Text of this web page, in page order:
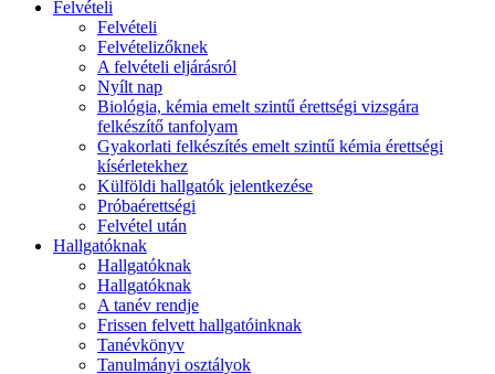
Felvételi
Felvételi
Felvételizőknek
A felvételi eljárásról
Nyílt nap
Biológia, kémia emelt szintű érettségi vizsgára
felkészítő tanfolyam
Gyakorlati felkészítés emelt szintű kémia érettségi
kísérletekhez
Külföldi hallgatók jelentkezése
Próbaérettségi
Felvétel után
Hallgatóknak
Hallgatóknak
Hallgatóknak
A tanév rendje
Frissen felvett hallgatóinknak
Tanévkönyv
Tanulmányi osztályok